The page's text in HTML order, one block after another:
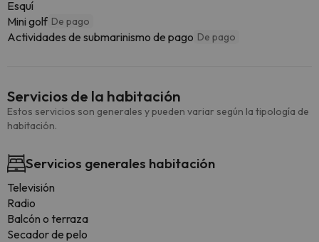
Esquí
Mini golf De pago
Actividades de submarinismo de pago De pago
Servicios de la habitación
Estos servicios son generales y pueden variar según la tipología de
habitación.
Servicios generales habitación
Televisión
Radio
Balcón o terraza
Secador de pelo